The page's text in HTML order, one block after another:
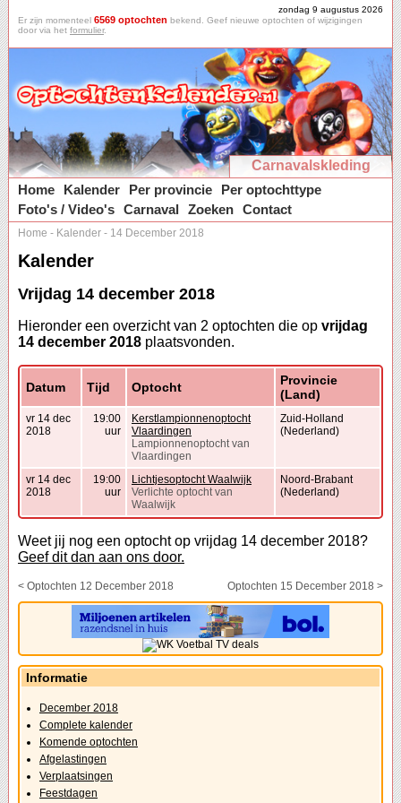
zondag 9 augustus 2026
Er zijn momenteel 6569 optochten bekend. Geef nieuwe optochten of wijzigingen
door via het formulier.
Carnavalskleding
Home
Kalender Per provincie
Per optochttype
Foto's / Video's Carnaval Zoeken Contact
Home - Kalender - 14 December 2018
Kalender
Vrijdag 14 december 2018
Hieronder een overzicht van 2 optochten die op vrijdag
14 december 2018 plaatsvonden.
Datum Tijd Optocht
Provincie
(Land)
vr 14 dec
2018
19:00
uur
Kerstlampionnenoptocht
Vlaardingen
Lampionnenoptocht van
Vlaardingen
Zuid-Holland
(Nederland)
vr 14 dec
2018
19:00
uur
Lichtjesoptocht Waalwijk
Verlichte optocht van
Waalwijk
Noord-Brabant
(Nederland)
Weet jij nog een optocht op vrijdag 14 december 2018?
Geef dit dan aan ons door.
< Optochten 12 December 2018 Optochten 15 December 2018 >
Informatie
December 2018
Complete kalender
Komende optochten
Afgelastingen
Verplaatsingen
Feestdagen